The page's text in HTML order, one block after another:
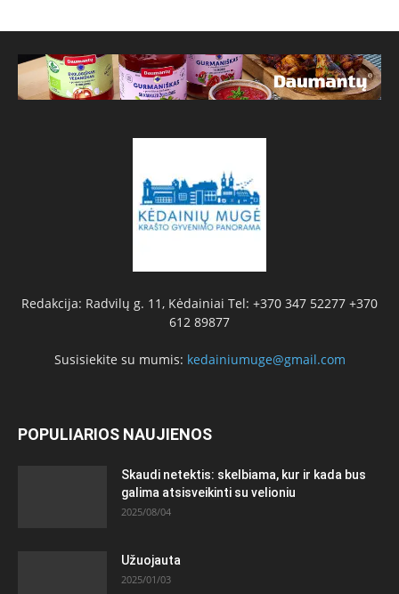
Redakcija: Radvilų g. 11, Kėdainiai Tel: +370 347 52277 +370
612 89877
Susisiekite su mumis: kedainiumuge@gmail.com
POPULIARIOS NAUJIENOS
Skaudi netektis: skelbiama, kur ir kada bus
galima atsisveikinti su velioniu
2025/08/04
Užuojauta
2025/01/03